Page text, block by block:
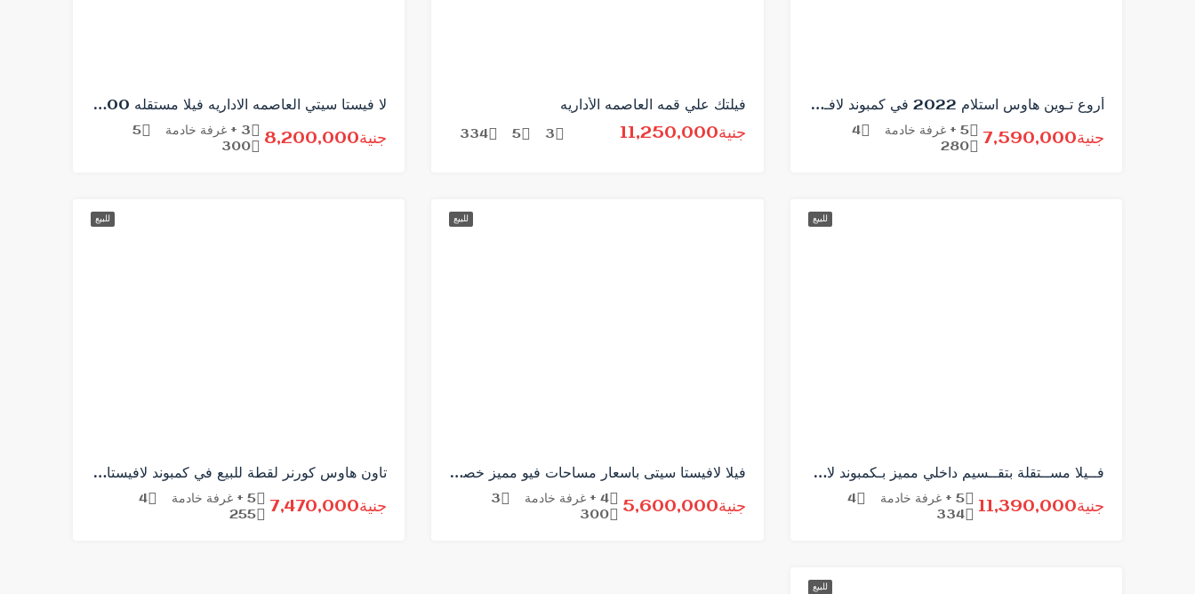
أروع تـوين هاوس استلام 2022 في كمبوند لافـيستا ستي
جنية7,590,000 5 + غرفة خادمة
4
280
فيلتك علي قمه العاصمه الأداريه
جنية11,250,000 3
5
334
لا فيستا سيتي العاصمه الاداريه فيلا مستقله 300 متر
جنية8,200,000 3 + غرفة خادمة
5
300
للبيع
فــيلا مســتقلة بتقــسيم داخلي مميز بـكمبوند لافيــستا ستـي ..
جنية11,390,000 5 + غرفة خادمة
4
334
للبيع
فيلا لافيستا سيتى باسعار مساحات فيو مميز خصم 15%
جنية5,600,000 4 + غرفة خادمة
3
300
للبيع
تاون هاوس كورنر لقطة للبيع في كمبوند لافيستا ستي
جنية7,470,000 5 + غرفة خادمة
4
255
للبيع